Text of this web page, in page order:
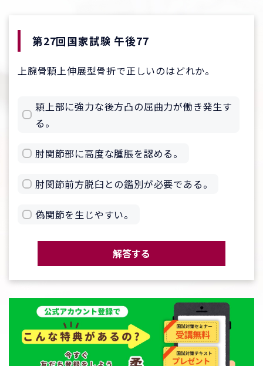
第27回国家試験 午後77
上腕骨顆上伸展型骨折で正しいのはどれか。
顆上部に強力な後方凸の屈曲力が働き発生す
る。
肘関節部に高度な腫脹を認める。
肘関節前方脱臼との鑑別が必要である。
偽関節を生じやすい。
解答する